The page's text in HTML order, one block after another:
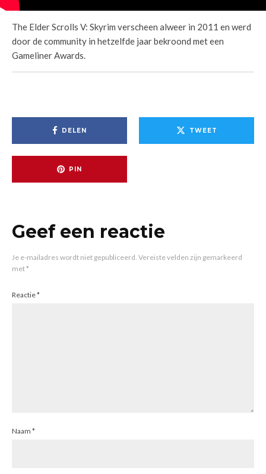
The Elder Scrolls V: Skyrim verscheen alweer in 2011 en werd
door de community in hetzelfde jaar bekroond met een
Gameliner Awards.
DELEN TWEET
PIN
Geef een reactie
Je e-mailadres wordt niet gepubliceerd. Vereiste velden zijn gemarkeerd
met*
Reactie*
Naam *